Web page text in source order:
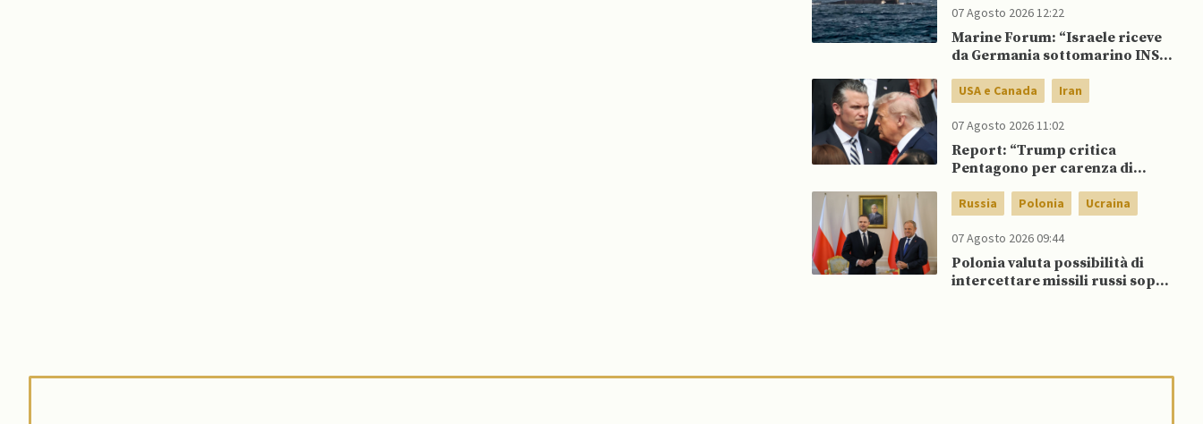
07 Agosto 2026 12:22
Marine Forum: “Israele riceve
da Germania sottomarino INS
USA e Canada Iran
07 Agosto 2026 11:02
Report: “Trump critica
Pentagono per carenza di
Russia Polonia Ucraina
07 Agosto 2026 09:44
Polonia valuta possibilità di
intercettare missili russi sopra